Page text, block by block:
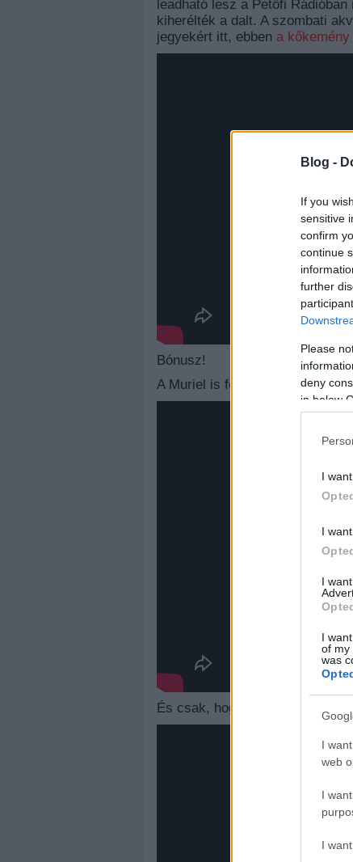
Blog -
If you
sensitive
confirm
continue
further
Please
deny
in below
I
I
I
I
of my
was
I
web
I
I
leadható lesz a Petőfi
kiherélték a dalt. A szombati
jegyekért itt, ebben a
Bónusz!
A Muriel is feldolgozott egy
És csak, hogy helyre álljon a